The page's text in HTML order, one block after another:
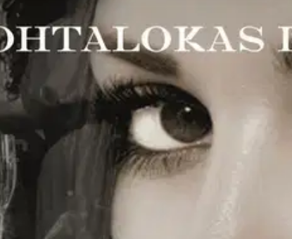
verisen kirjoituskoneen viereltä. Samaan aikaan
toimiston omistaa toisen kadonneen naisen aviomies.Valtion
sanansa sanottavanaan Hemrosista. Apuna hänellä on
tätä koskaan tilille? Denise Rudbergin Marianne Jidhoff -